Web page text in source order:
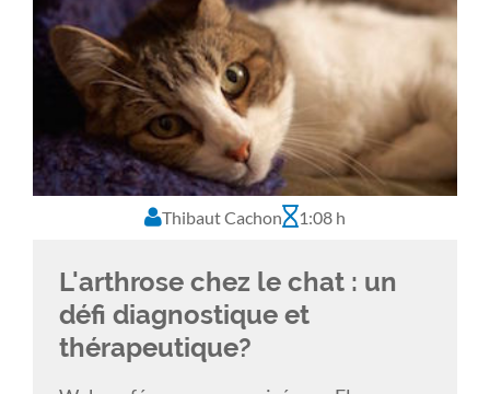
Thibaut Cachon 1:08 h
L'arthrose chez le chat : un
défi diagnostique et
thérapeutique?